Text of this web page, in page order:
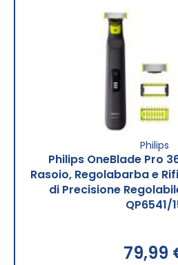
Philips
Philips OneBlade Pro
Rasoio, Regolabarba e
di Precisione
QP6541/
79,99